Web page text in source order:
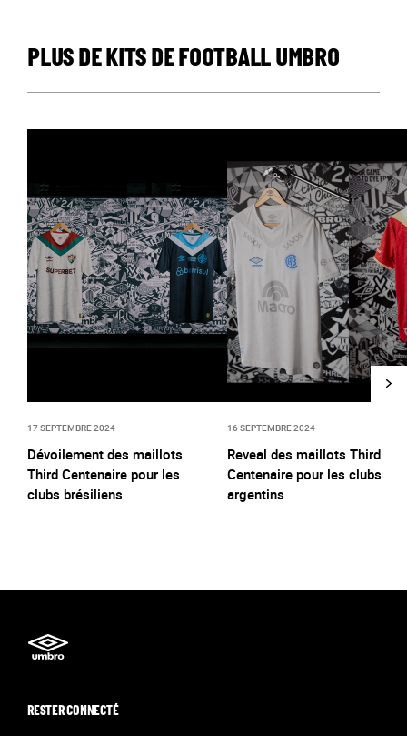
PLUS DE KITS DE FOOTBALL UMBRO
17 SEPTEMBRE 2024
Dévoilement des maillots
Third Centenaire pour les
clubs brésiliens
16 SEPTEMBRE 2024
Reveal des maillots Third
Centenaire pour les clubs
argentins
RESTER CONNECTÉ